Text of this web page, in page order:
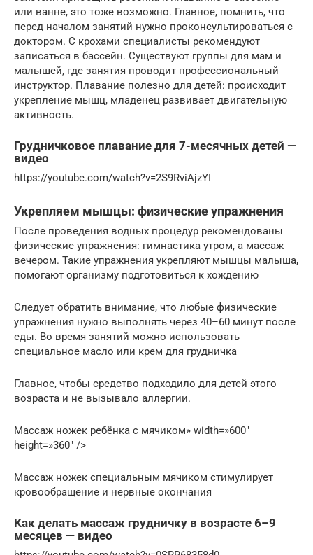
или ванне, это тоже возможно. Главное, помнить, что
перед началом занятий нужно проконсультироваться с
доктором. С крохами специалисты рекомендуют
записаться в бассейн. Существуют группы для мам и
малышей, где занятия проводит профессиональный
инструктор. Плавание полезно для детей: происходит
укрепление мышц, младенец развивает двигательную
активность.
Грудничковое плавание для 7-месячных детей —
видео
https://youtube.com/watch?v=2S9RviAjzYI
Укрепляем мышцы: физические упражнения
После проведения водных процедур рекомендованы
физические упражнения: гимнастика утром, а массаж
вечером. Такие упражнения укрепляют мышцы малыша,
помогают организму подготовиться к хождению
Следует обратить внимание, что любые физические
упражнения нужно выполнять через 40–60 минут после
еды. Во время занятий можно использовать
специальное масло или крем для грудничка
Главное, чтобы средство подходило для детей этого
возраста и не вызывало аллергии.
Массаж ножек ребёнка с мячиком» width=»600″
height=»360″ />
Массаж ножек специальным мячиком стимулирует
кровообращение и нервные окончания
Как делать массаж грудничку в возрасте 6–9
месяцев — видео